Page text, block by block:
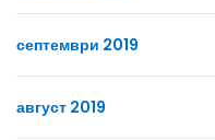
септември 2019
август 2019